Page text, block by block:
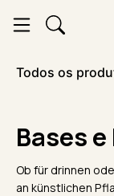
Todos os
Bases
Ob für drinnen
an künstlichen